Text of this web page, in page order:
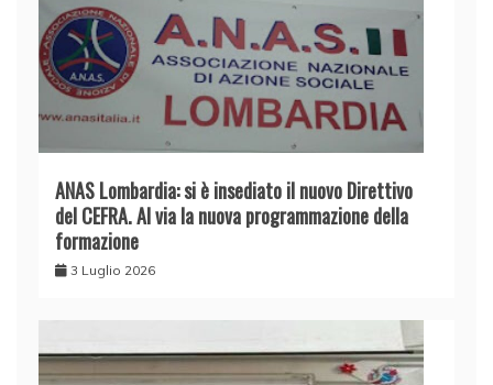
ANAS Lombardia: si è insediato il nuovo Direttivo
del CEFRA. Al via la nuova programmazione della
formazione ​
3 Luglio 2026